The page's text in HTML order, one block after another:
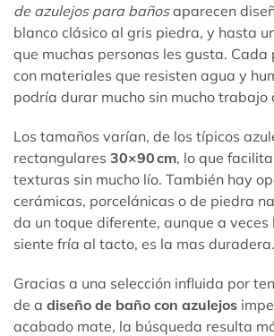
de azulejos para bañosaparecen
blanco clásico al gris piedra, y hasta
que muchas personas les gusta. Cada
con materiales que resisten agua y
podría durar mucho sin mucho trabajo
Los tamaños varían, de los típicos
rectangulares 30×90 cm, lo que
texturas sin mucho lío. También hay
cerámicas, porcelánicas o de piedra
da un toque diferente, aunque a veces
siente fría al tacto, es la mas duradera.
Gracias a una selección influida por
de a diseño de baño con azulejos
acabado mate, la búsqueda resulta